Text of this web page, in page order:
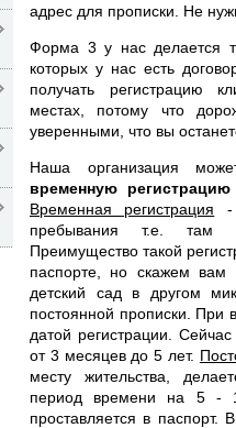
адрес для прописки. Не
Форма 3 у нас делается
которых у нас есть
получать регистрацию
местах, потому что
уверенными, что вы
Наша организация
временную
Временная регистрация -
пребывания т.е. там
Преимущество такой
паспорте, но скажем вам
детский сад в другом
постоянной прописки.
датой регистрации.
от 3 месяцев до 5 лет.
месту жительства,
период времени на 5 -
проставляется в паспорт.